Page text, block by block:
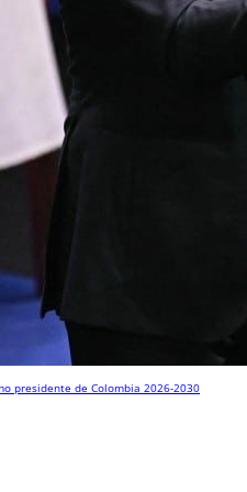
presidente de Colombia 2026-2030